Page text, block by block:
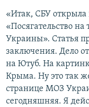
«Итак, СБУ открыла
«Посягательство
Украины». Статья
заключения. Дело
на Ютуб. На
Крыма. Ну это так
странице МОЗ
сегодняшняя. Я